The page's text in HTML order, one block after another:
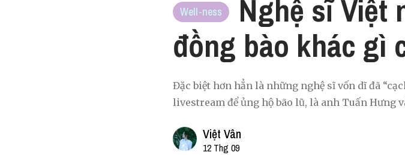
Well-ness
Nghệ sĩ Việt
đồng bào khác gì
Đặc biệt hơn hẳn là những nghệ sĩ vốn dĩ đã
livestream để ủng hộ bão lũ, là anh Tuấn Hưng
Việt Vân
12 Thg 09